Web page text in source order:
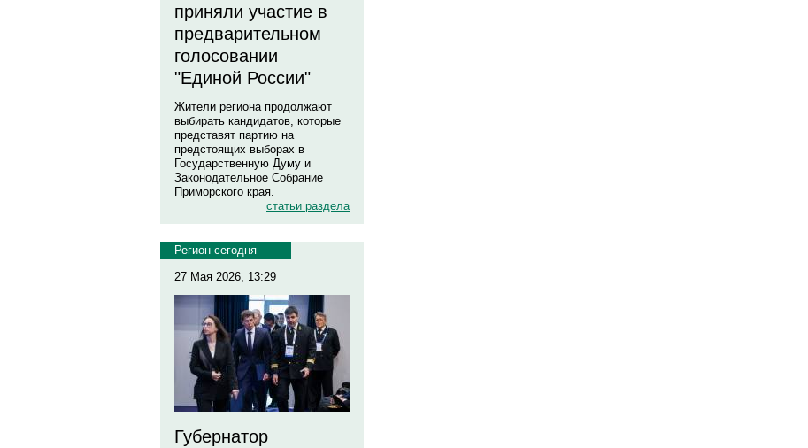
приняли участие в
предварительном
голосовании
"Единой России"
Жители региона продолжают
выбирать кандидатов, которые
представят партию на
предстоящих выборах в
Государственную Думу и
Законодательное Собрание
Приморского края.
статьи раздела
Регион сегодня
27 Мая 2026, 13:29
Губернатор